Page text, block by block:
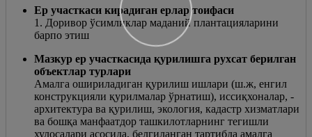
Ер участкаси кирадиган ерлар тоифаси
1. Доривор ўсимликлар маданий плантацияларини
барпо этиш
Мазкур ер участкасида қурилишга рухсат берилган
объектлар турлари
Амалга ошириладиган қурилиш ишлари (ш.ж, енгил
конструкцияли қурилмалар ўрнатиш), иссиқхоналар, -
архитектура ва қурилиш, экология, кадастр хизматлари
ва бошқа манфаатдор ташкилотларнинг тегишли
хулосалари асосида, белгиланган тартибда амалга